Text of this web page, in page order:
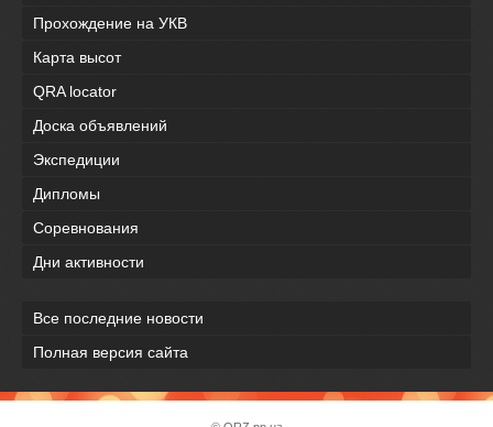
Прохождение на УКВ
Карта высот
QRA locator
Доска объявлений
Экспедиции
Дипломы
Соревнования
Дни активности
Все последние новости
Полная версия сайта